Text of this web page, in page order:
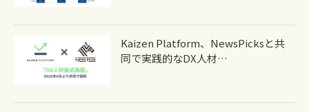
Kaizen Platform、NewsPicksと共
同で実践的なDX人材…